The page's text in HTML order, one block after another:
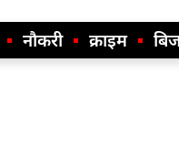
नौकरी क्राइम